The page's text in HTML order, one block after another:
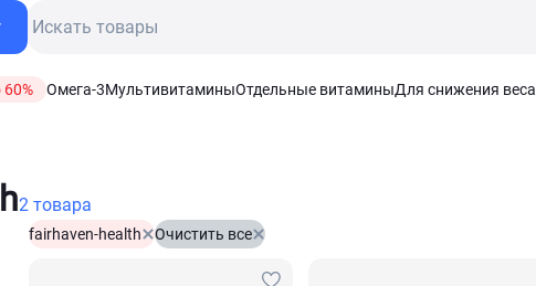
Омега-3МультивитаминыОтдельные витаминыДля снижения веса
2 товара
fairhaven-health Очистить все